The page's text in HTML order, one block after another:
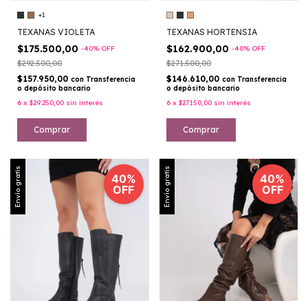
+1
TEXANAS VIOLETA
$175.500,00 -40% OFF
$292.500,00
$157.950,00 con Transferencia
o depósito bancario
6 x $29.250,00 sin interés
Comprar
TEXANAS HORTENSIA
$162.900,00 -40% OFF
$271.500,00
$146.610,00 con Transferencia
o depósito bancario
6 x $27.150,00 sin interés
Comprar
Envío gratis
40%
OFF
Envío gratis
40%
OFF